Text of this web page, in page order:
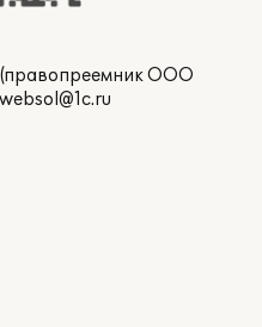
(правопреемник ООО
websol@1c.ru